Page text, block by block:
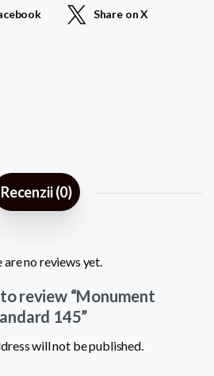
Share on X
Recenzii (0)
are no reviews yet.
review “Monument
145”
will not be published.